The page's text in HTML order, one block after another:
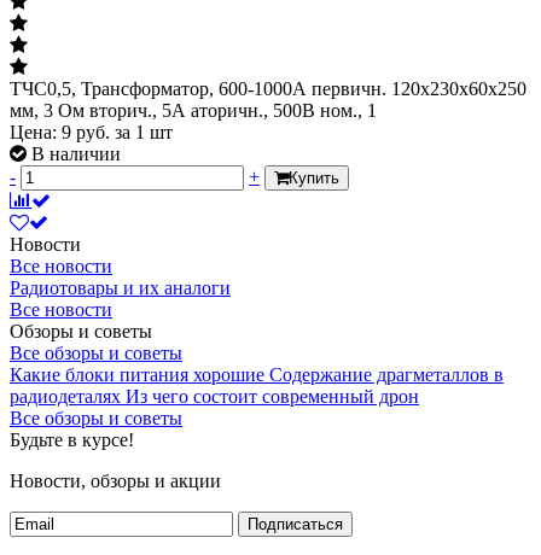
ТЧС0,5, Трансформатор, 600-1000А первичн. 120х230х60х250
мм, 3 Ом вторич., 5А аторичн., 500В ном., 1
Цена: 9 руб. за 1 шт
В наличии
-
+ Купить
Новости
Все новости
Радиотовары и их аналоги
Все новости
Обзоры и советы
Все обзоры и советы
Какие блоки питания хорошие Содержание драгметаллов в
радиодеталях Из чего состоит современный дрон
Все обзоры и советы
Будьте в курсе!
Новости, обзоры и акции
Подписаться